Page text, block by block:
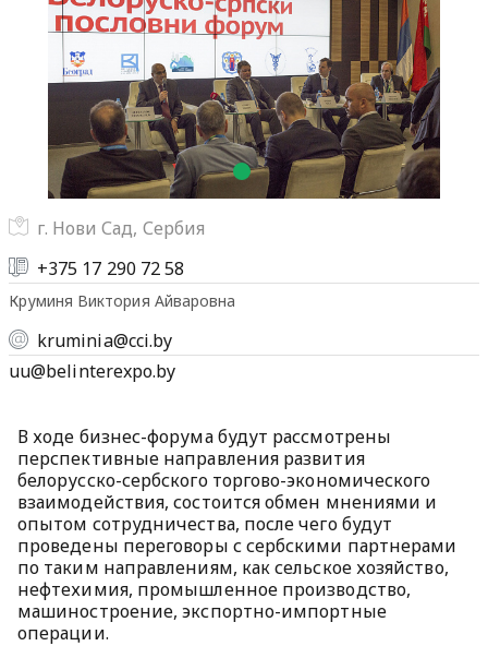
г. Нови Сад, Сербия
+375 17 290 72 58
Круминя Виктория Айваровна
kruminia@cci.by
uu@belinterexpo.by
В ходе бизнес-форума будут рассмотрены
перспективные направления развития
белорусско-сербского торгово-экономического
взаимодействия, состоится обмен мнениями и
опытом сотрудничества, после чего будут
проведены переговоры с сербскими партнерами
по таким направлениям, как сельское хозяйство,
нефтехимия, промышленное производство,
машиностроение, экспортно-импортные
операции.